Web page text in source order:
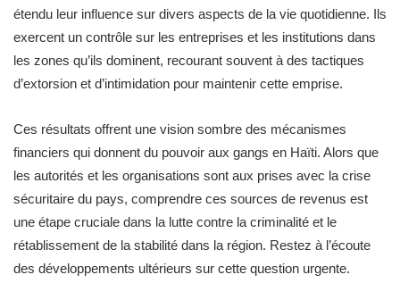
étendu leur influence sur divers aspects de la vie quotidienne. Ils
exercent un contrôle sur les entreprises et les institutions dans
les zones qu’ils dominent, recourant souvent à des tactiques
d’extorsion et d’intimidation pour maintenir cette emprise.
Ces résultats offrent une vision sombre des mécanismes
financiers qui donnent du pouvoir aux gangs en Haïti. Alors que
les autorités et les organisations sont aux prises avec la crise
sécuritaire du pays, comprendre ces sources de revenus est
une étape cruciale dans la lutte contre la criminalité et le
rétablissement de la stabilité dans la région. Restez à l’écoute
des développements ultérieurs sur cette question urgente.